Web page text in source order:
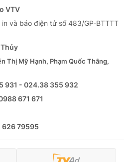
VTV
và báo điện tử số 483/GP-BTTTT
Thị Mỹ Hạnh, Phạm Quốc Thắng,
931 - 024.38 355 932
671 671
626 79595